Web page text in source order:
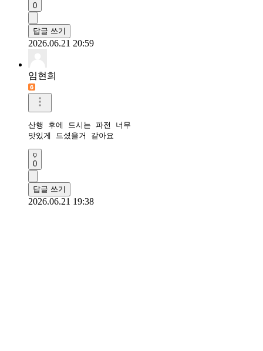
0
답글 쓰기
2026.06.21 20:59
임현희
산행 후에 드시는 파전 너무
맛있게 드셨을거 같아요
0
답글 쓰기
2026.06.21 19:38